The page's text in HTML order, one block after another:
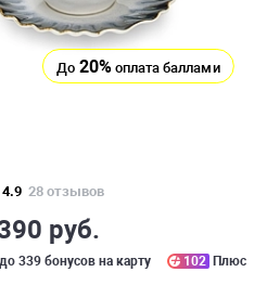
До 20% оплата баллами
4.9 28 отзывов
руб.
до 339 бонусов на карту 102 Плюс